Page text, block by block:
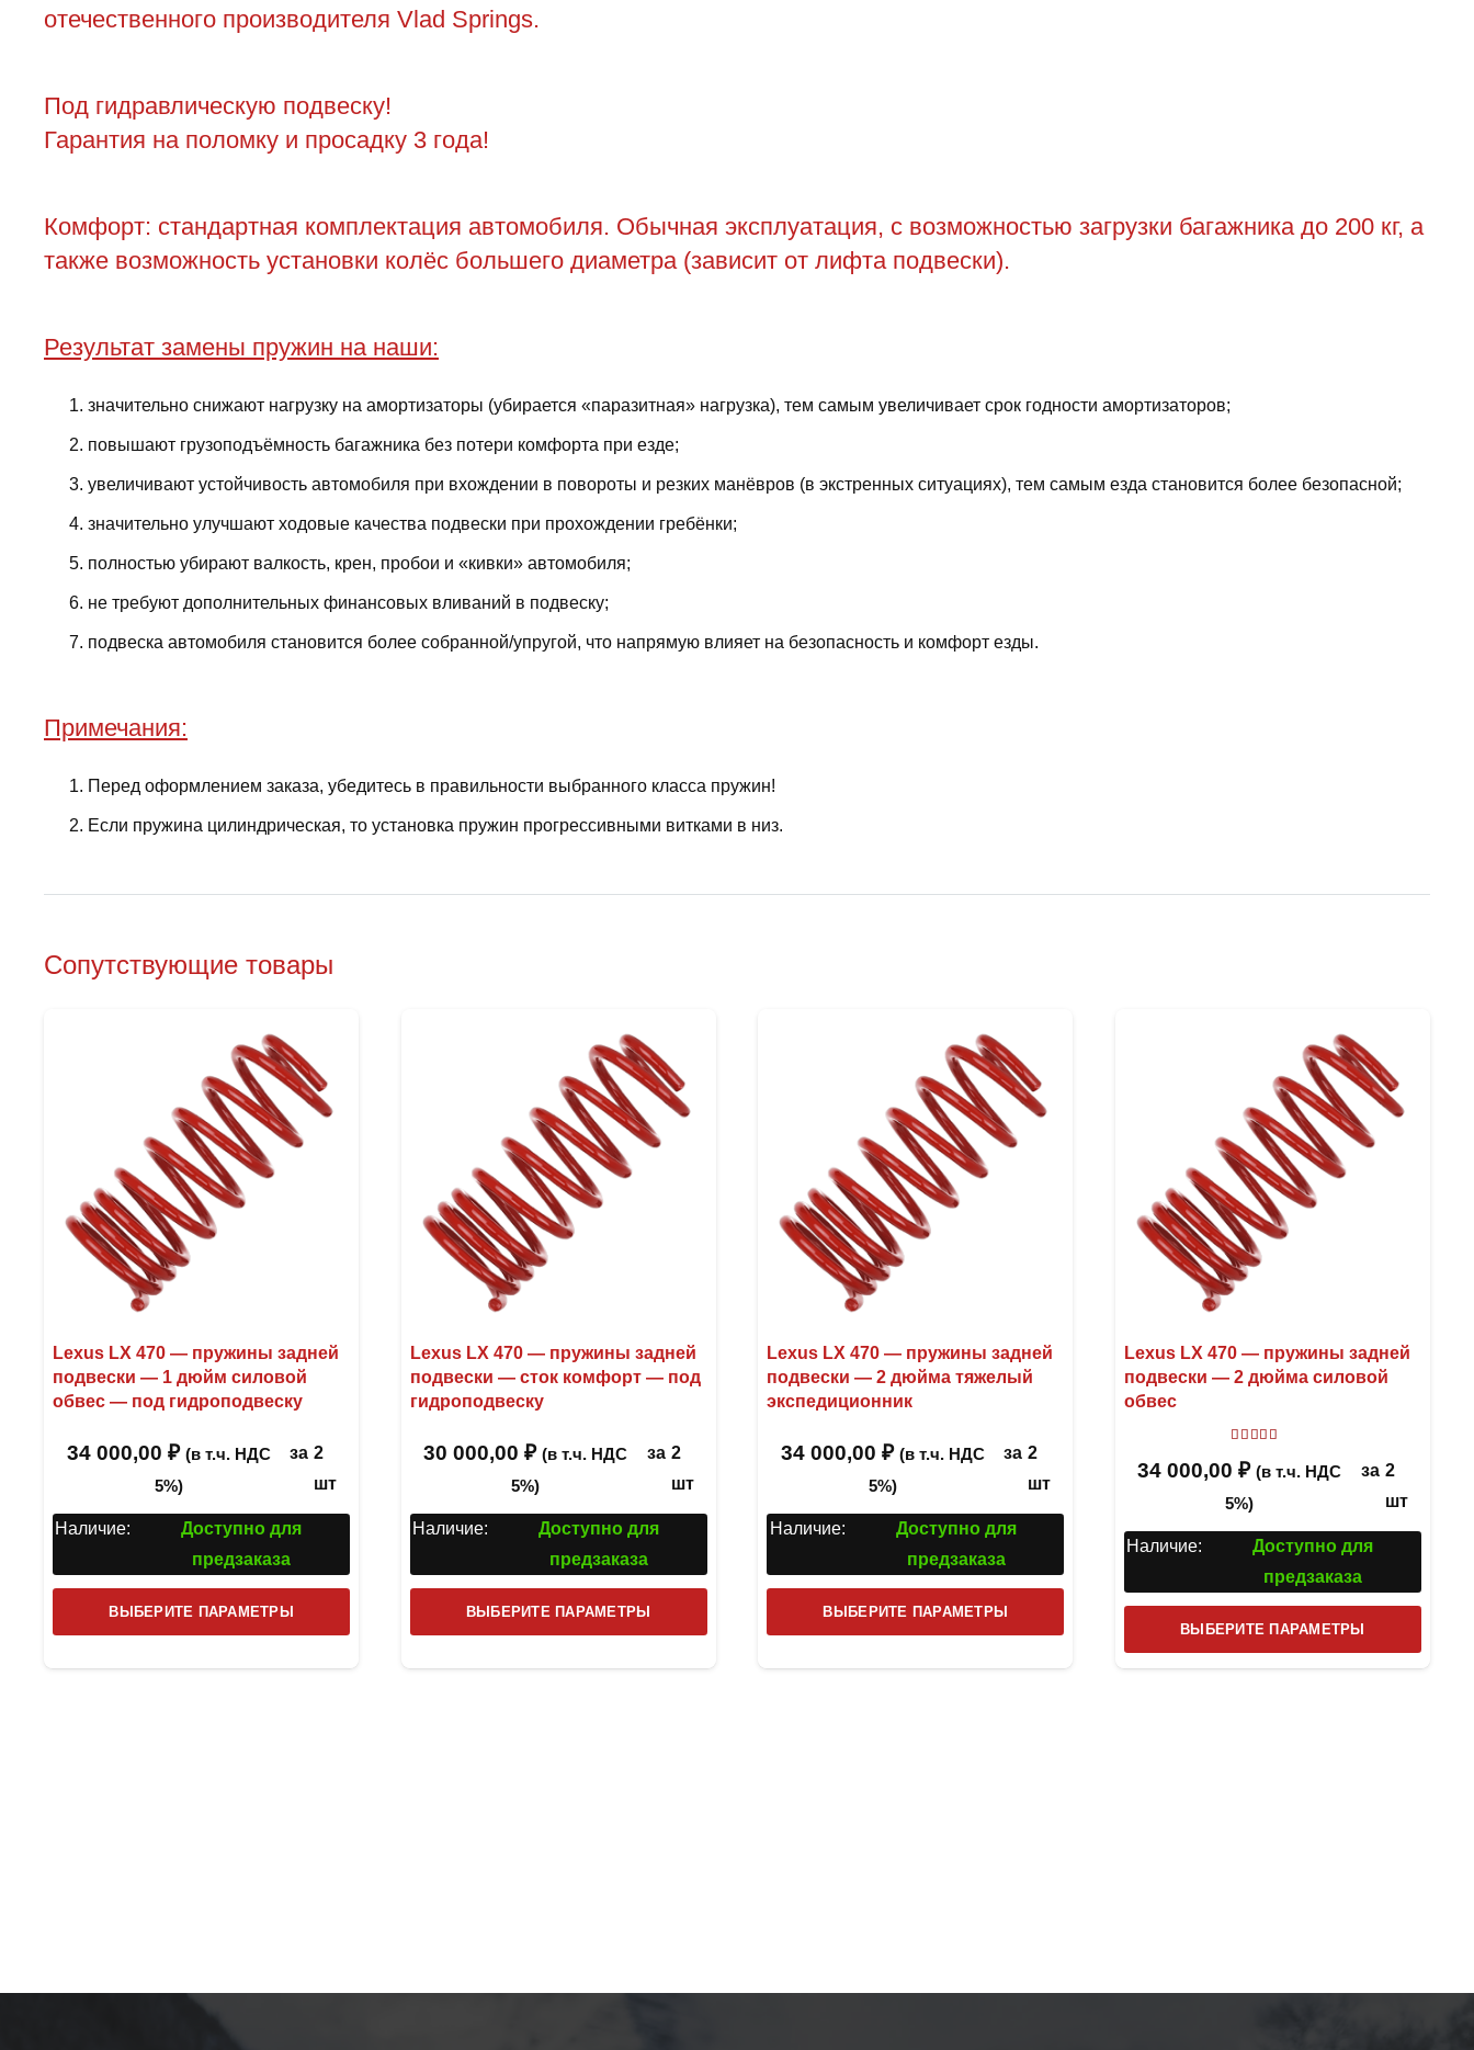
отечественного производителя Vlad Springs.
Под гидравлическую подвеску!
Гарантия на поломку и просадку 3 года!
Комфорт: стандартная комплектация автомобиля. Обычная эксплуатация, с возможностью загрузки багажника до 200 кг, а
также возможность установки колёс большего диаметра (зависит от лифта подвески).
Результат замены пружин на наши:
значительно снижают нагрузку на амортизаторы (убирается «паразитная» нагрузка), тем самым увеличивает срок годности амортизаторов;
повышают грузоподъёмность багажника без потери комфорта при езде;
увеличивают устойчивость автомобиля при вхождении в повороты и резких манёвров (в экстренных ситуациях), тем самым езда становится более безопасной;
значительно улучшают ходовые качества подвески при прохождении гребёнки;
полностью убирают валкость, крен, пробои и «кивки» автомобиля;
не требуют дополнительных финансовых вливаний в подвеску;
подвеска автомобиля становится более собранной/упругой, что напрямую влияет на безопасность и комфорт езды.
Примечания:
Перед оформлением заказа, убедитесь в правильности выбранного класса пружин!
Если пружина цилиндрическая, то установка пружин прогрессивными витками в низ.
Сопутствующие товары
Lexus LX 470 — пружины задней
подвески — 1 дюйм силовой
обвес — под гидроподвеску
34 000,00 ₽ (в т.ч. НДС
5%)
за 2
шт
Наличие:
Доступно для
предзаказа
ВЫБЕРИТЕ ПАРАМЕТРЫ
товар
Lexus LX 470 — пружины задней
подвески — сток комфорт — под
гидроподвеску
30 000,00₽ (в т.ч. НДС
5%)
за 2
шт
Наличие:
Доступно для
предзаказа
ВЫБЕРИТЕ ПАРАМЕТРЫ
товар
Lexus LX 470 — пружины задней
подвески — 2 дюйма тяжелый
экспедиционник
34 000,00 ₽ (в т.ч. НДС
5%)
за 2
шт
Наличие:
Доступно для
предзаказа
ВЫБЕРИТЕ ПАРАМЕТРЫ
товар
Lexus LX 470 — пружины задней
подвески — 2 дюйма силовой
обвес
34 000,00₽ (в т.ч. НДС
5%)
за 2
шт
Наличие:
Доступно для
предзаказа
ВЫБЕРИТЕ ПАРАМЕТРЫ
товар